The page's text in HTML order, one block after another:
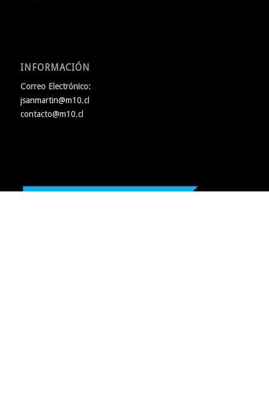
INFORMACIÓN
Correo Electrónico:
jsanmartin@m10.cl
contacto@m10.cl